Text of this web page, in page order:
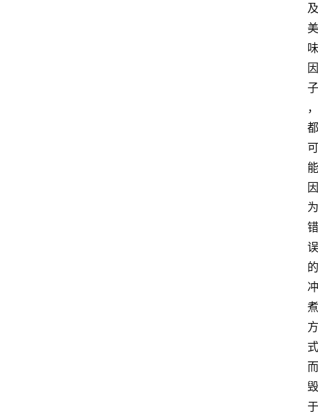
及
美
味
因
子
，
都
可
能
因
为
错
误
的
冲
煮
方
式
而
毁
于